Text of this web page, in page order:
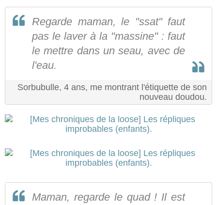
Regarde maman, le "ssat" faut
pas le laver à la "massine" : faut
le mettre dans un seau, avec de
l'eau.
Sorbubulle, 4 ans, me montrant l'étiquette de son
nouveau doudou.
Maman, regarde le quad ! Il est